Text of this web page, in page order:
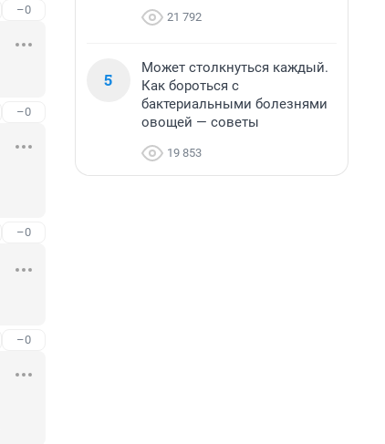
–0
–0
–0
–0
21 792
5
Может столкнуться каждый.
Как бороться с
бактериальными болезнями
овощей — советы
19 853